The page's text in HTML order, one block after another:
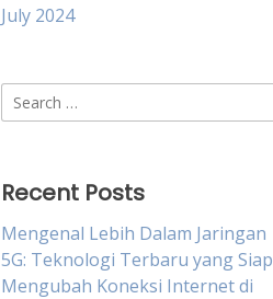
July 2024
Search
for:
Recent Posts
Mengenal Lebih Dalam Jaringan
5G: Teknologi Terbaru yang Siap
Mengubah Koneksi Internet di